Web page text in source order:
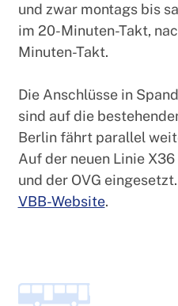
und zwar montags bis
im 20-Minuten-Takt,
Minuten-Takt.
Die Anschlüsse in
sind auf die
Berlin fährt parallel
Auf der neuen Linie
und der OVG
VBB-Website.